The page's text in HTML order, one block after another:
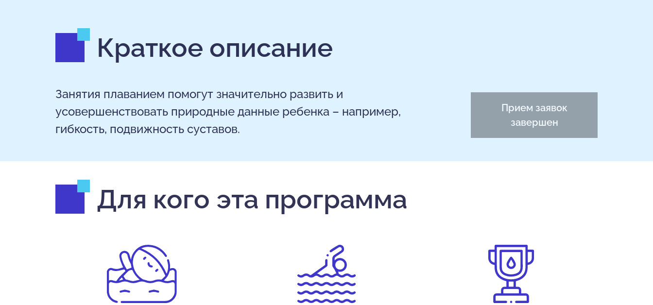
Краткое описание
Занятия плаванием помогут значительно развить и
усовершенствовать природные данные ребенка – например,
гибкость, подвижность суставов.
Прием заявок
завершен
Для кого эта программа